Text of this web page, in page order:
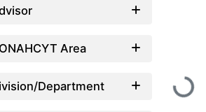
Area
Department Loading...